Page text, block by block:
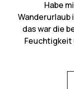
Habe
Wanderurlaub
das war die
Feuchtigkeit